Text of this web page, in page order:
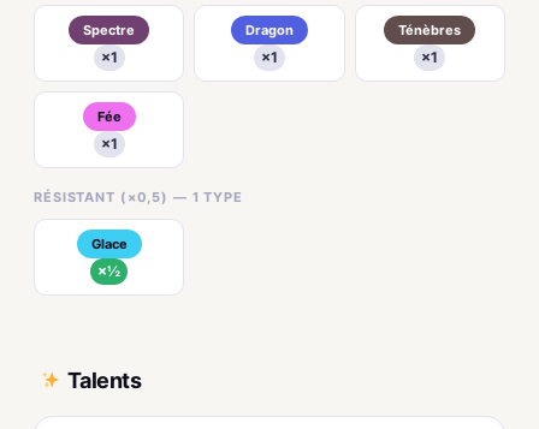
Spectre
×1
Dragon
×1
Ténèbres
×1
Fée
×1
RÉSISTANT (×0,5) — 1 TYPE
Glace
×½
Talents